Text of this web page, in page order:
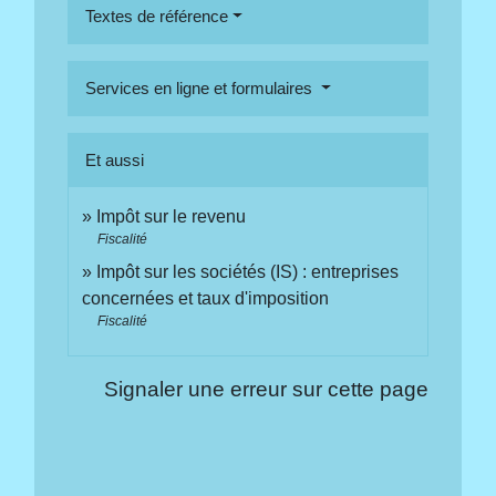
Textes de référence
Services en ligne et formulaires
Et aussi
Impôt sur le revenu
Fiscalité
Impôt sur les sociétés (IS) : entreprises
concernées et taux d'imposition
Fiscalité
Signaler une erreur sur cette page